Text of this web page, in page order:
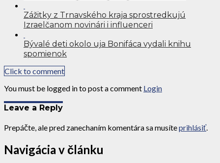
Zážitky z Trnavského kraja sprostredkujú
Izraelčanom novinári i influenceri
Bývalé deti okolo uja Bonifáca vydali knihu
spomienok
Click to comment
You must be logged in to post a comment Login
Leave a Reply
Prepáčte, ale pred zanechaním komentára sa musíteprihlásiť.
Navigácia v článku